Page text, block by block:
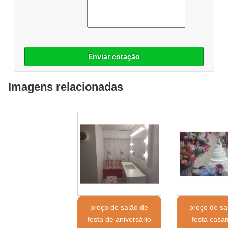
Enviar cotação
Imagens relacionadas
preço de salão de
festa de aniversário
preço de
festa